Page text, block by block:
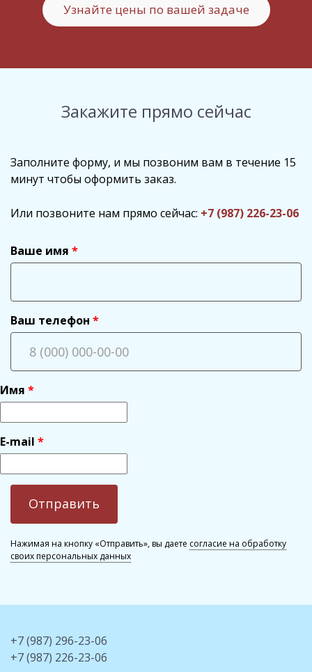
Узнайте цены по вашей задаче
Закажите прямо сейчас
Заполните форму, и мы позвоним вам в течение 15
минут чтобы оформить заказ.
Или позвоните нам прямо сейчас: +7 (987) 226-23-06
Ваше имя
Ваш телефон
Имя
E-mail
Нажимая на кнопку «Отправить», вы даете согласие на обработку
своих персональных данных
+7 (987) 296-23-06
+7 (987) 226-23-06